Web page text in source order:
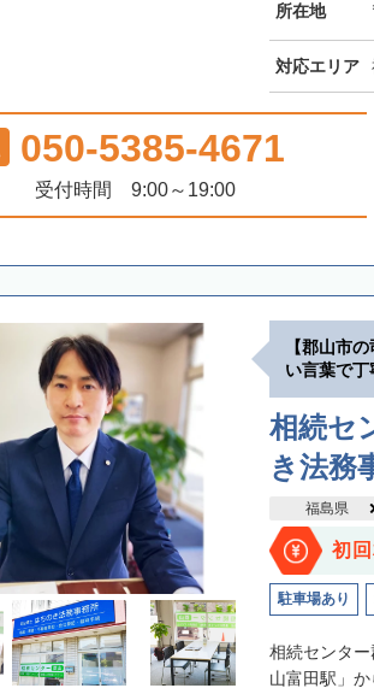
所在地
対応エリア
050-5385-4671
受付時間 9:00～19:00
【郡山市
い言葉で
相続セ
き法務
福島県
初
駐車場あり
相続センタ
山富田駅」